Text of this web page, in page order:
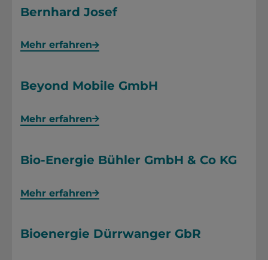
Bernhard Josef
Mehr erfahren
Beyond Mobile GmbH
Mehr erfahren
Bio-Energie Bühler GmbH & Co KG
Mehr erfahren
Bioenergie Dürrwanger GbR